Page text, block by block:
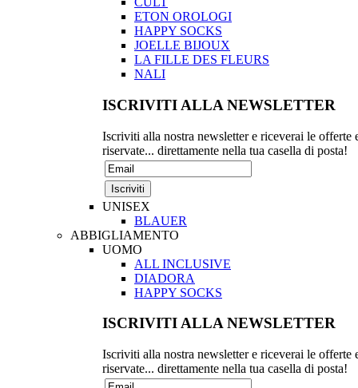
ETON OROLOGI
HAPPY SOCKS
JOELLE BIJOUX
LA FILLE DES FLEURS
NALI
ISCRIVITI ALLA NEWSLETTER
Iscriviti alla nostra newsletter e riceverai le offerte
riservate... direttamente nella tua casella di posta!
UNISEX
BLAUER
ABBIGLIAMENTO
UOMO
ALL INCLUSIVE
DIADORA
HAPPY SOCKS
ISCRIVITI ALLA NEWSLETTER
Iscriviti alla nostra newsletter e riceverai le offerte
riservate... direttamente nella tua casella di posta!